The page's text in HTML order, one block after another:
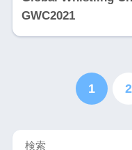
GWC2021
1 2